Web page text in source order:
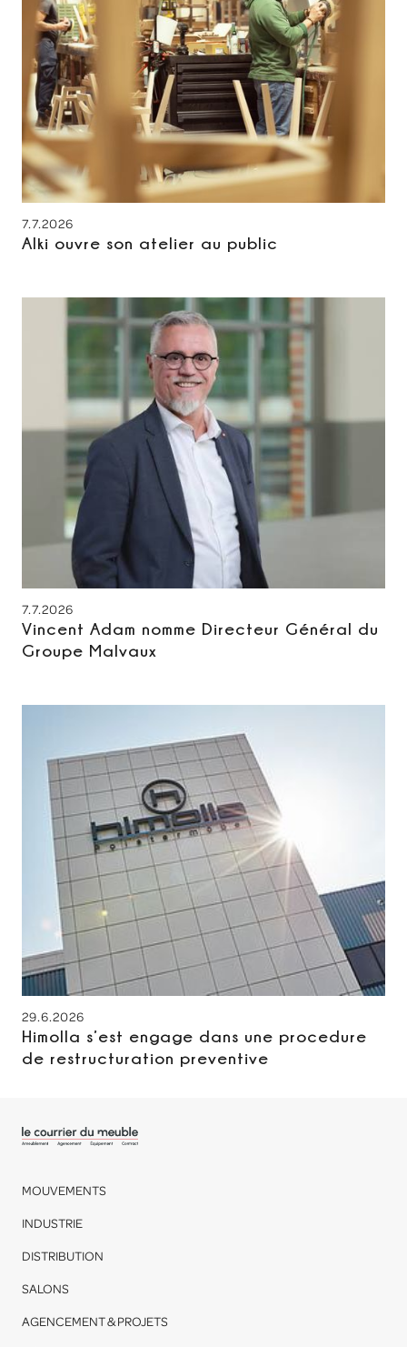
7.7.2026
Alki ouvre son atelier au public
7.7.2026
Vincent Adam nomme Directeur Général du
Groupe Malvaux
29.6.2026
Himolla s’est engage dans une procedure
de restructuration preventive
MOUVEMENTS
INDUSTRIE
DISTRIBUTION
SALONS
AGENCEMENT & PROJETS